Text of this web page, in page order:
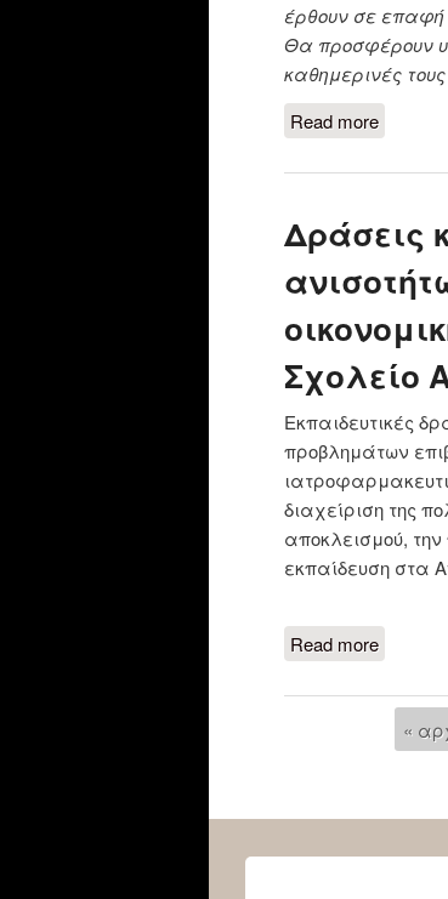
έρθουν σε επαφή
Θα προσφέρουν
καθημερινές
Read more
Δράσεις
Σχολείο
Εκπαιδευτικές
προβλημάτων
διαχείριση της
αποκλεισμού,
εκπαίδευση στα
Read more
«